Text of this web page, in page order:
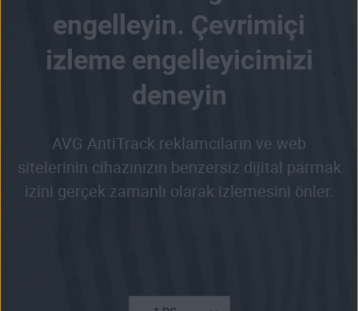
engelleyin. Çevrimiçi
izleme engelleyicimizi
deneyin
AVG AntiTrack reklamcıların ve web
sitelerinin cihazınızın benzersiz dijital parmak
izini gerçek zamanlı olarak izlemesini önler.